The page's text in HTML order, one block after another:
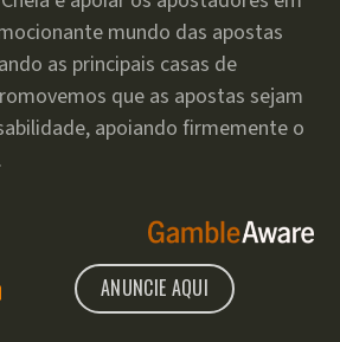
mundo das apostas
as principais casas de
que as apostas sejam
apoiando firmemente o
ANUNCIE AQUI